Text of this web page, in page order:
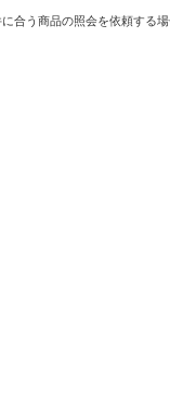
合う商品の照会を依頼する